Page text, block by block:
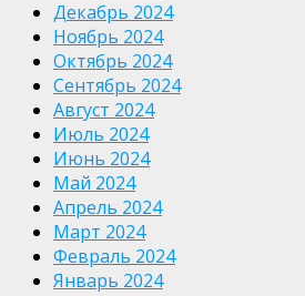
Декабрь 2024
Ноябрь 2024
Октябрь 2024
Сентябрь 2024
Август 2024
Июль 2024
Июнь 2024
Май 2024
Апрель 2024
Март 2024
Февраль 2024
Январь 2024